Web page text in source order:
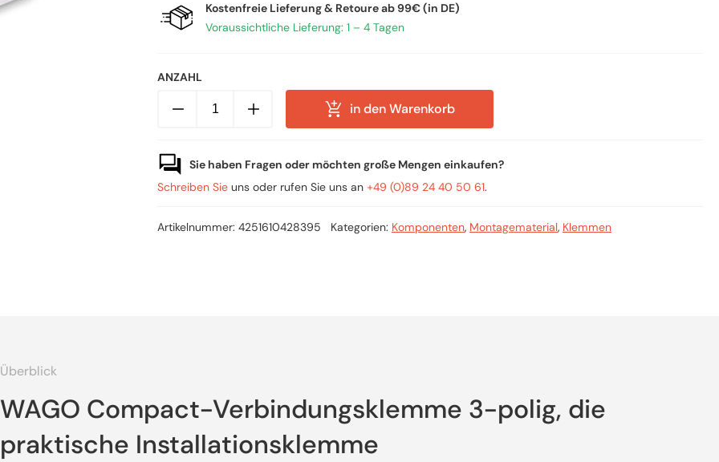
Kostenfreie Lieferung & Retoure ab 99€ (in DE)
Voraussichtliche Lieferung: 1 – 4 Tagen
ANZAHL
Compact-
Leiter
(221-
413)
in den Warenkorb
Sie haben Fragen oder möchten große Mengen einkaufen?
Schreiben Sie uns oder rufen Sie uns an +49 (0)89 24 40 50 61.
Artikelnummer: 4251610428395 Kategorien: Komponenten, Montagematerial, Klemmen
Überblick
WAGO Compact-Verbindungsklemme 3-polig, die
praktische Installationsklemme